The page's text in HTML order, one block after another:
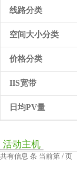
线路分类
空间大小分类
价格分类
IIS宽带
日均PV量
活动主机
共有信息 条 当前第 / 页